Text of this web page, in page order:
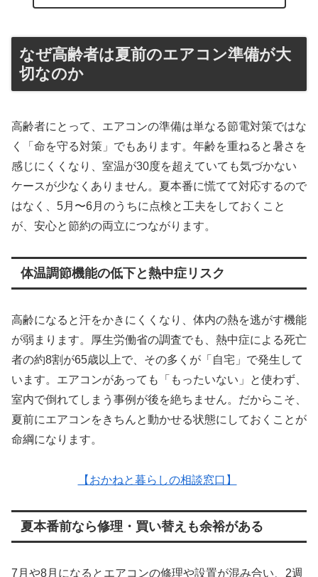
なぜ高齢者は夏前のエアコン準備が大
切なのか
高齢者にとって、エアコンの準備は単なる節電対策ではな
く「命を守る対策」でもあります。年齢を重ねると暑さを
感じにくくなり、室温が30度を超えていても気づかない
ケースが少なくありません。夏本番に慌てて対応するので
はなく、5月〜6月のうちに点検と工夫をしておくこと
が、安心と節約の両立につながります。
体温調節機能の低下と熱中症リスク
高齢になると汗をかきにくくなり、体内の熱を逃がす機能
が弱まります。厚生労働省の調査でも、熱中症による死亡
者の約8割が65歳以上で、その多くが「自宅」で発生して
います。エアコンがあっても「もったいない」と使わず、
室内で倒れてしまう事例が後を絶ちません。だからこそ、
夏前にエアコンをきちんと動かせる状態にしておくことが
命綱になります。
【おかねと暮らしの相談窓口】
夏本番前なら修理・買い替えも余裕がある
7月や8月になるとエアコンの修理や設置が混み合い、2週